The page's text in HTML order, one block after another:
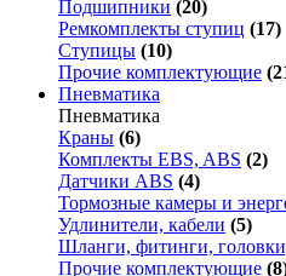
Подшипники (20)
Ремкомплекты ступиц (17)
Ступицы (10)
Прочие комплектующие
Пневматика
Пневматика
Краны (6)
Комплекты EBS, ABS (2)
Датчики ABS (4)
Тормозные камеры и
Удлинители, кабели (5)
Шланги, фитинги,
Прочие комплектующие